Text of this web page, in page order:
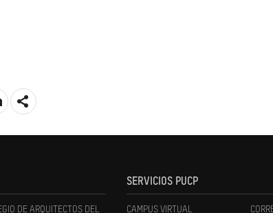
DE ARQUITECTOS DEL
SERVICIOS PUCP
CAMPUS VIRTUAL